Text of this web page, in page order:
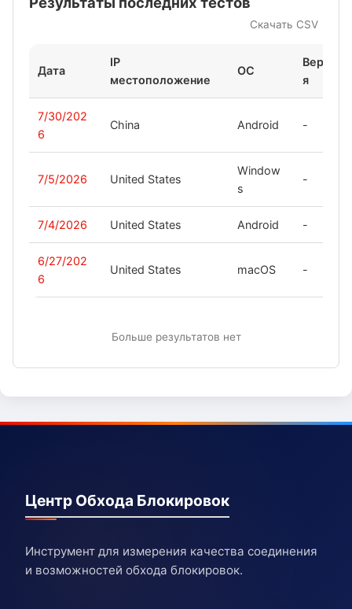
Скачать CSV
Дата
IP
местоположение
ОС
Верси
я
7/30/202
6
China Android -
7/5/2026 United States
Window
s
-
7/4/2026 United States Android -
6/27/202
6
United States macOS -
Больше результатов нет
Центр Обхода Блокировок
Инструмент для измерения качества соединения
и возможностей обхода блокировок.